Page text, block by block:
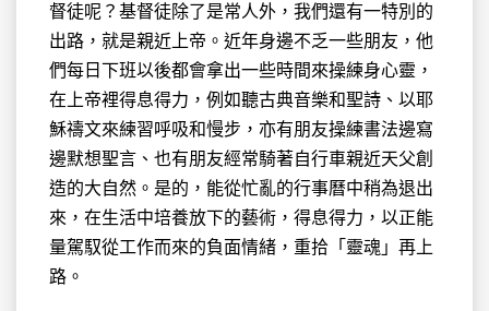
督徒呢？基督徒除了是常人外，我們還有一特別的
出路，就是親近上帝。近年身邊不乏一些朋友，他
們每日下班以後都會拿出一些時間來操練身心靈，
在上帝裡得息得力，例如聽古典音樂和聖詩、以耶
穌禱文來練習呼吸和慢步，亦有朋友操練書法邊寫
邊默想聖言、也有朋友經常騎著自行車親近天父創
造的大自然。是的，能從忙亂的行事曆中稍為退出
來，在生活中培養放下的藝術，得息得力，以正能
量駕馭從工作而來的負面情緒，重拾「靈魂」再上
路。